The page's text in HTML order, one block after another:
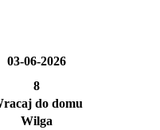
03-06-2026
8
do domu
Wilga